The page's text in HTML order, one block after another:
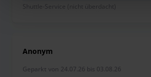
Shuttle-Service (nicht überdacht)
Anonym
Geparkt von 24.07.26 bis 03.08.26